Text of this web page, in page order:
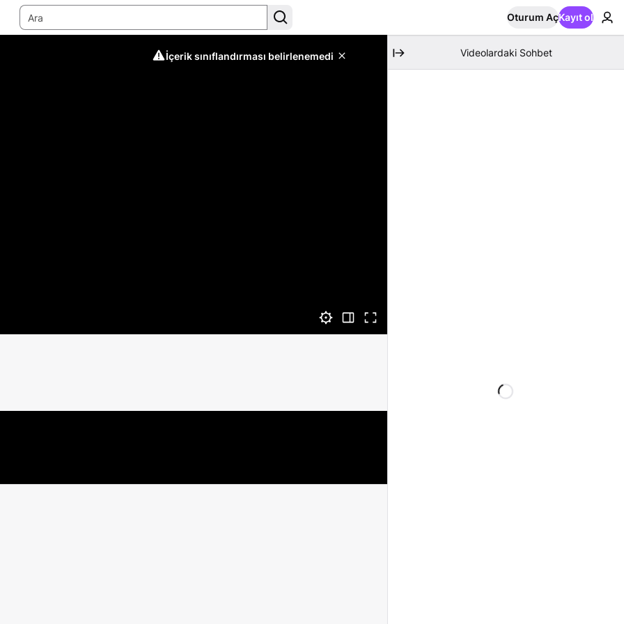
Oturum AçKayıt ol
İçerik sınıflandırması belirlenemedi Videolardaki Sohbet